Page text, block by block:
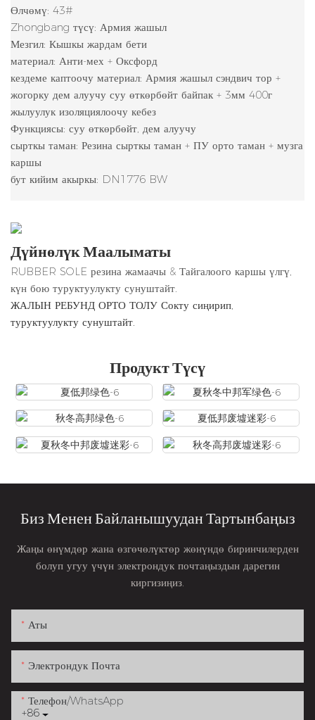
Өлчөмү: 43#
Zhongbang түсү: Армия жашыл
Мезгил: Кышкы жардам бети
материал: Анти-мех + Оксфорд
кездеме каптоочу материал: Армия жашыл сэндвич тор +
жогорку дем алуучу суу өткөрбөйт байпак + 3мм 400г
жылуулук изоляциялоочу кебез
Функциясы: суу өткөрбөйт, дем алуучу
сырткы таман: Резина сырткы таман + ПУ орто таман + музга
каршы
бут кийим акыркы: DN1776 BW
Дүйнөлүк Маалыматы
RUBBER SOLE резина жамаачы & Тайгалоого каршы үлгү,
күн бою туруктуулукту сунуштайт.
ЖАЛЫН РЕБУНД ОРТО ТОЛУ Сокту сиңирип,
туруктуулукту сунуштайт.
Продукт Түсү
Биз Менен Байланышуудан Тартынбаңыз
Жаңы өнүмдөр жана өзгөчөлүктөр жөнүндө биринчилерден
болуп угуу үчүн электрондук почтаңыздын дарегин
киргизиңиз.
Аты
Электрондук Почта
+86
Телефон/whatsApp